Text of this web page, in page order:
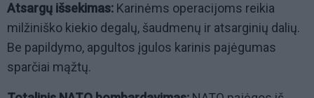
Atsargų išsekimas: Karinėms operacijoms reikia
milžiniško kiekio degalų, šaudmenų ir atsarginių dalių.
Be papildymo, apgultos įgulos karinis pajėgumas
sparčiai mąžtų.